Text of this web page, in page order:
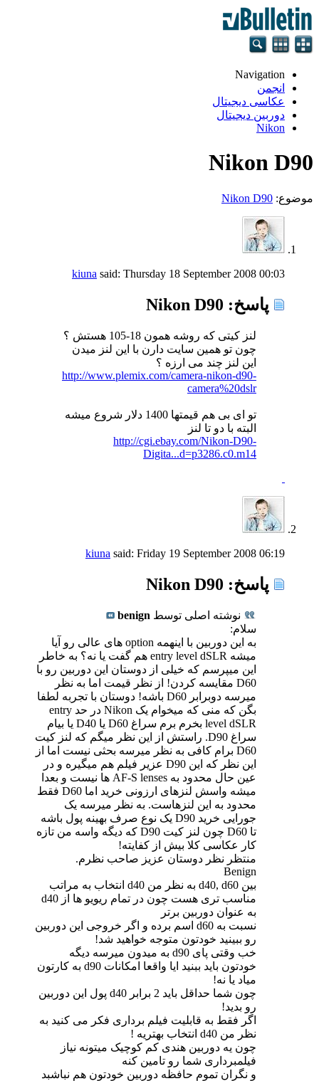
Navigation
انجمن
عکاسی دیجیتال
دوربین دیجیتال
Nikon
Nikon D90
موضوع: Nikon D90
kiuna said: Thursday 18 September 2008 00:03
پاسخ: Nikon D90
لنز کیتی که روشه همون 18-105 هستش ؟
چون تو همین سایت دارن با این لنز میدن
این لنز چند می ارزه ؟
http://www.plemix.com/camera-nikon-d90-
camera%20dslr
تو ای بی هم قیمتها 1400 دلار شروع میشه
البته با دو تا لنز
http://cgi.ebay.com/Nikon-D90-
Digita...d=p3286.c0.m14
kiuna said: Friday 19 September 2008 06:19
پاسخ: Nikon D90
نوشته اصلی توسط benign
سلام:
به این دوربین با اینهمه option های عالی رو آیا
میشه entry level dSLR هم گفت یا نه؟ به خاطر
این میپرسم که خیلی از دوستان این دوربین رو با
D60 مقایسه کردن! از نظر قیمت اما به نظر
میرسه دوبرابر D60 باشه! دوستان با تجربه لطفا
بگن که منی که میخوام یک Nikon در حد entry
level dSLR بخرم برم سراغ D60 یا D40 یا بیام
سراغ D90. راستش از این نظر میگم که لنز کیت
D60 برام کافی به نظر میرسه بحثی نیست اما از
این نظر که این D90 عزیر فیلم هم میگیره و در
عین حال محدود به AF-S lenses ها نیست و بعدا
میشه واسش لنزهای ارزونی خرید اما D60 فقط
محدود به این لنزهاست. به نظر میرسه یک
جورایی خرید D90 یک نوع صرف بهینه پول باشه
تا D60 چون لنز کیت D90 که دیگه واسه من تازه
کار عکاسی کلا بیش از کفایته!
منتظر نظر دوستان عزیز صاحب نظرم.
Benign
بین d40, d60 به نظر من d40 انتخاب به مراتب
مناسب تری هست چون در تمام ریویو ها از d40
به عنوان دوربین برتر
نسبت به d60 اسم برده و اگر خروجی این دوربین
رو ببینید خودتون متوجه خواهید شد!
خب وقتی پای d90 به میدون میرسه دیگه
خودتون باید ببنید ایا واقعا امکانات d90 به کارتون
میاد یا نه!
چون شما حداقل باید 2 برابر d40 پول این دوربین
رو بدید!
اگر فقط به قابلیت فیلم برداری فکر می کنید به
نظر من d40 انتخاب بهتریه !
چون یه دوربین هندی کم کوچیک میتونه نیاز
فیلمبرداری شما رو تامین کنه
و نگران تموم حافظه دوربین خودتون هم نباشبد